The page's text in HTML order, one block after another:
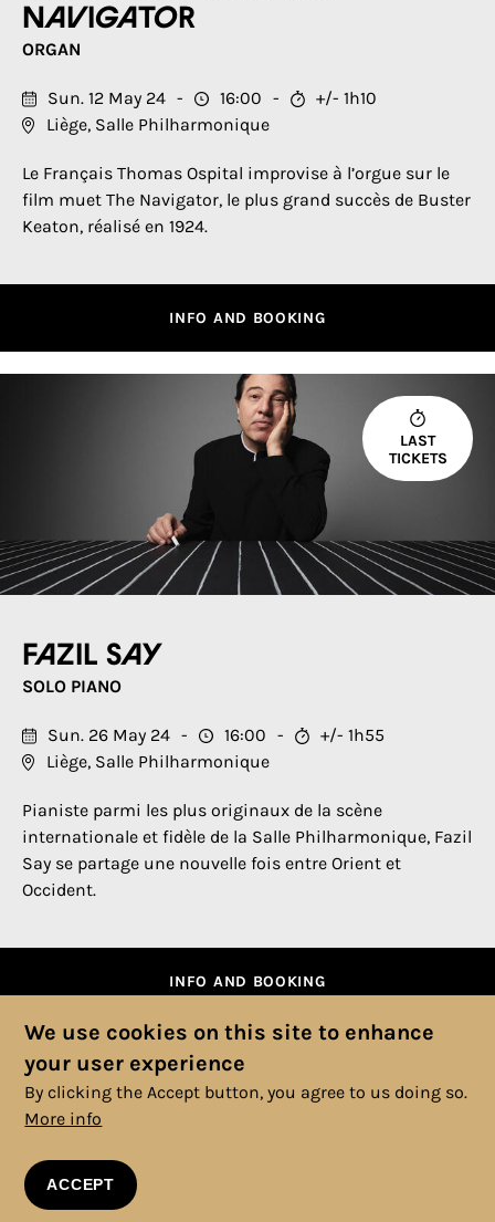
Navigator
ORGAN
Sun. 12 May 24 16:00
+/- 1h10
Liège, Salle Philharmonique
Le Français Thomas Ospital improvise à l’orgue sur le
film muet The Navigator, le plus grand succès de Buster
Keaton, réalisé en 1924.
INFO AND BOOKING
LAST
TICKETS
Fazil Say
SOLO PIANO
Sun. 26 May 24 16:00
+/- 1h55
Liège, Salle Philharmonique
Pianiste parmi les plus originaux de la scène
internationale et fidèle de la Salle Philharmonique, Fazil
Say se partage une nouvelle fois entre Orient et
Occident.
INFO AND BOOKING
Policy|Legal Information
We use cookies on this site to enhance
your user experience
By clicking the Accept button, you agree to us doing so.
More info
ACCEPT